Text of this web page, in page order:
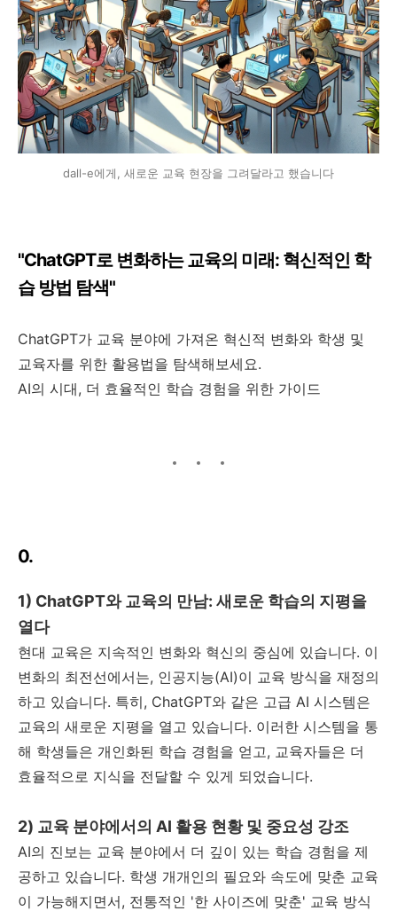
dall-e에게, 새로운 교육 현장을 그려달라고 했습니다
"ChatGPT로 변화하는 교육의 미래: 혁신적인 학
습 방법 탐색"
ChatGPT가 교육 분야에 가져온 혁신적 변화와 학생 및
교육자를 위한 활용법을 탐색해보세요.
AI의 시대, 더 효율적인 학습 경험을 위한 가이드
0.
1) ChatGPT와 교육의 만남: 새로운 학습의 지평을
열다
현대 교육은 지속적인 변화와 혁신의 중심에 있습니다. 이
변화의 최전선에서는, 인공지능(AI)이 교육 방식을 재정의
하고 있습니다. 특히, ChatGPT와 같은 고급 AI 시스템은
교육의 새로운 지평을 열고 있습니다. 이러한 시스템을 통
해 학생들은 개인화된 학습 경험을 얻고, 교육자들은 더
효율적으로 지식을 전달할 수 있게 되었습니다.
2) 교육 분야에서의 AI 활용 현황 및 중요성 강조
AI의 진보는 교육 분야에서 더 깊이 있는 학습 경험을 제
공하고 있습니다. 학생 개개인의 필요와 속도에 맞춘 교육
이 가능해지면서, 전통적인 '한 사이즈에 맞춘' 교육 방식